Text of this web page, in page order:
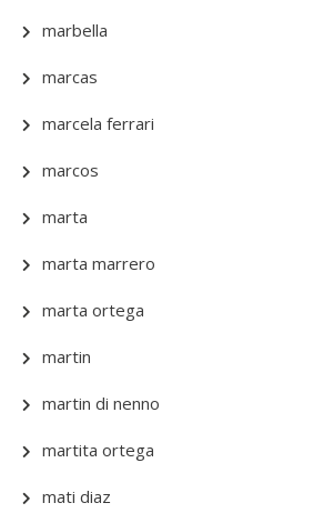
marbella
marcas
marcela ferrari
marcos
marta
marta marrero
marta ortega
martin
martin di nenno
martita ortega
mati diaz